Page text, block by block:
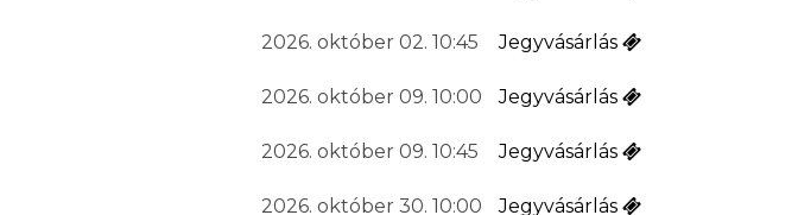
2026. október 02. 10:45 Jegyvásárlás
2026. október 09. 10:00 Jegyvásárlás
2026. október 09. 10:45 Jegyvásárlás
2026. október 30. 10:00 Jegyvásárlás